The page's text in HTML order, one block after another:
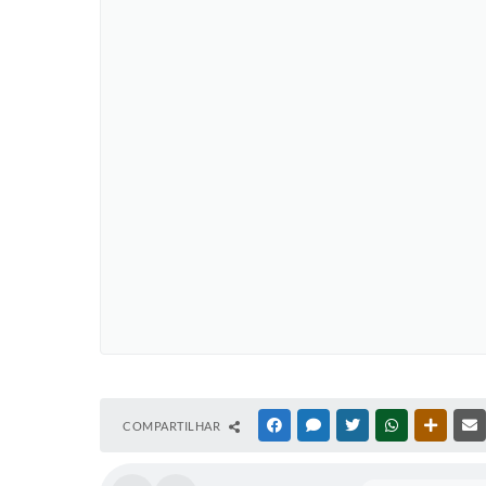
COMPARTILHAR FACEBOOKMESSENGER
TWITTERWHATSAPP